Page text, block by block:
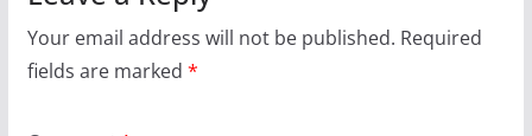
Your email address will not be published. Required
fields are marked *